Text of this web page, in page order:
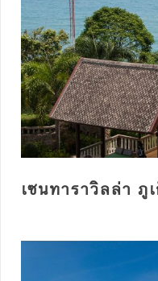
เซนทาราวิลล่า ภู